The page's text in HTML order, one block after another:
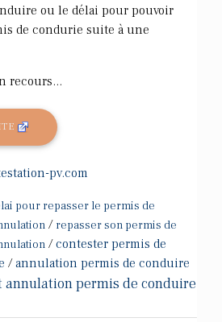
ou le délai pour pouvoir
de condurie suite à une
recours...
pv.com
pour repasser le permis de
/ repasser son permis de
/contester permis de
/annulation permis de conduire
annulation permis de conduire